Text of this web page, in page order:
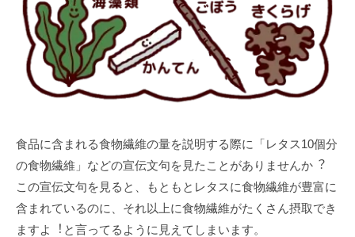
⾷品に含まれる⾷物繊維の量を説明する際に「レタス10個分
の⾷物繊維」などの宣伝⽂句を⾒たことがありませんか︖
この宣伝⽂句を⾒ると、もともとレタスに⾷物繊維が豊富に
含まれているのに、それ以上に⾷物繊維がたくさん摂取でき
ますよ︕と⾔ってるように⾒えてしまいます。